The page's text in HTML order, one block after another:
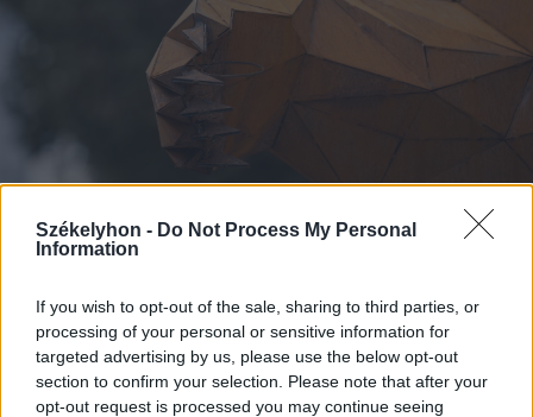
Székelyhon - Do Not Process My Personal
Information
If you wish to opt-out of the sale, sharing to third parties, or
processing of your personal or sensitive information for
targeted advertising by us, please use the below opt-out
section to confirm your selection. Please note that after your
opt-out request is processed you may continue seeing